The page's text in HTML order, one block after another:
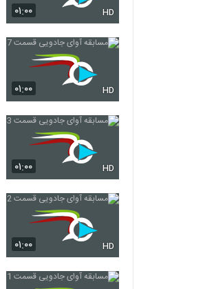
۰۱:۰۰ HD
۰۱:۰۰ HD
۰۱:۰۰ HD
۰۱:۰۰ HD